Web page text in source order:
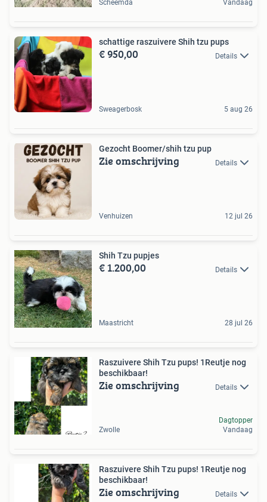
Scheemda Vandaag
schattige raszuivere Shih tzu pups
€ 950,00 Details
Sweagerbosk 5 aug 26
Gezocht Boomer/shih tzu pup
Zie omschrijving Details
Venhuizen 12 jul 26
Shih Tzu pupjes
€ 1.200,00 Details
Maastricht 28 jul 26
Raszuivere Shih Tzu pups! 1Reutje nog
beschikbaar!
Zie omschrijving Details
Zwolle
Dagtopper
Vandaag
Raszuivere Shih Tzu pups! 1Reutje nog
beschikbaar!
Zie omschrijving Details